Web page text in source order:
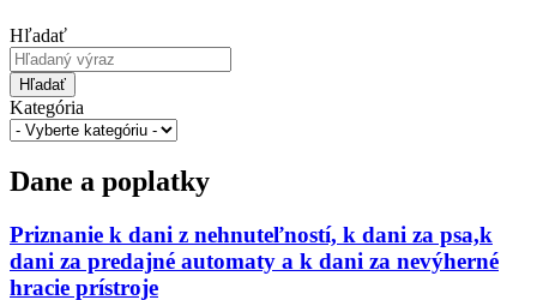
Hľadať
Hľadať
Kategória
Dane a poplatky
Priznanie k dani z nehnuteľností, k dani za psa,k
dani za predajné automaty a k dani za nevýherné
hracie prístroje